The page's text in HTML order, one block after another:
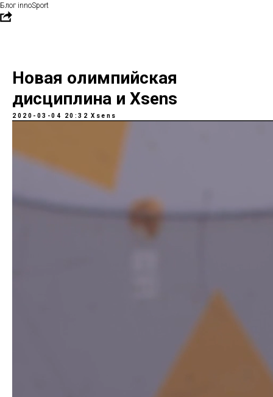
Блог innoSport
Новая олимпийская
дисциплина и Xsens
2020-03-04 20:32 Xsens